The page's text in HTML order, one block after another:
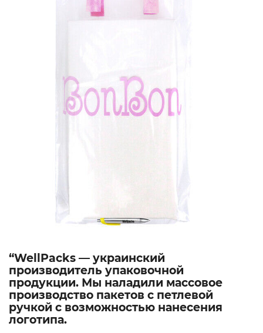
“WellPacks — украинский
производитель упаковочной
продукции. Мы наладили массовое
производство пакетов с петлевой
ручкой с возможностью нанесения
логотипа.